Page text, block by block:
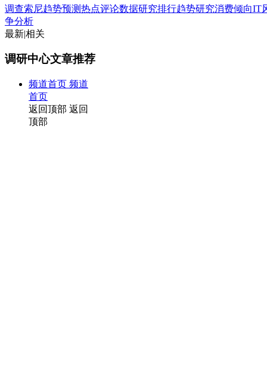
调查索尼趋势预测热点评论数据研究排行趋势研究消费倾向IT
争分析
最新|相关
调研中心文章推荐
频道首页 频道
首页
返回顶部 返回
顶部